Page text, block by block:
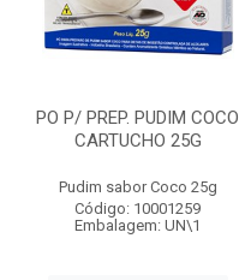
PO P/ PREP. PUDIM COCO
CARTUCHO 25G
Pudim sabor Coco 25g
Código: 10001259
Embalagem: UN\1